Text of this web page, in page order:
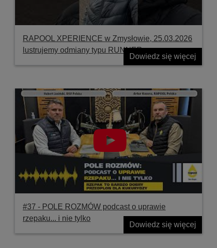
RAPOOL XPERIENCE w Zmysłowie, 25.03.2026
lustrujemy odmiany typu RUNNER
Dowiedz się więcej
#37 ‐ POLE ROZMÓW podcast o uprawie
rzepaku... i nie tylko
Dowiedz się więcej